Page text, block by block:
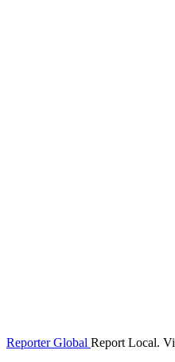
Reporter Global Report Local.